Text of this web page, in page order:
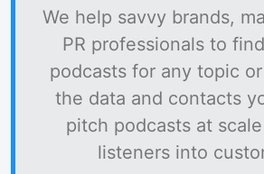
We help savvy brands,
PR professionals to
podcasts for any topic
the data and contacts
pitch podcasts at
listeners into